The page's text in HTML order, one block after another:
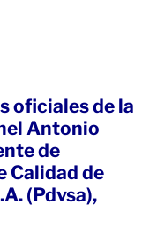
oficiales de la
Antonio
de
Calidad de
(Pdvsa),